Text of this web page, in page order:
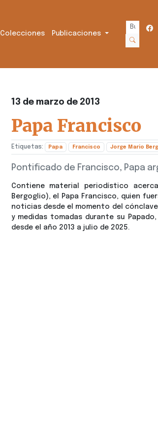
Colecciones Publicaciones
13 de marzo de 2013
Papa Francisco
Etiquetas: Papa Francisco Jorge Mario
Pontificado de Francisco, Papa
Contiene material periodístico
Bergoglio), el Papa Francisco, quien
noticias desde el momento del
y medidas tomadas durante su
desde el año 2013 a julio de 2025.